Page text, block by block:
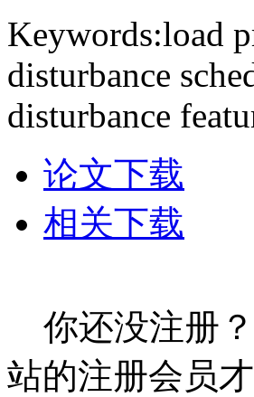
Keywords:load
disturbance
disturbance
论文下载
相关下载
你还没注册
站的注册会员